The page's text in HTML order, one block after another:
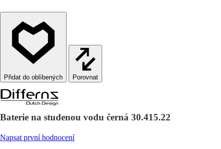
Porovnat
Baterie na studenou vodu černá 30.415.22
Napsat první hodnocení